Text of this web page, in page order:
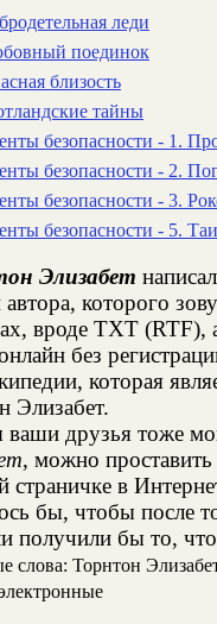
леди
поединок
близость
тайны
безопасности - 1.
безопасности - 2.
безопасности - 3.
безопасности - 5.
Элизабет
которого
вроде TXT (RTF),
без
которая
Элизабет.
друзья тоже
, можно проставить
страничке в
бы, чтобы после
получили бы то,
слова: Торнтон